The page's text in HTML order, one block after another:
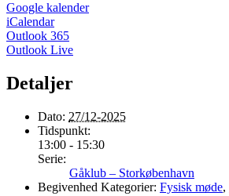
Google kalender
iCalendar
Outlook 365
Outlook Live
Detaljer
Dato: 27/12-2025
Tidspunkt:
13:00 - 15:30
Serie:
Gåklub – Storkøbenhavn
Begivenhed Kategorier: Fysisk møde,